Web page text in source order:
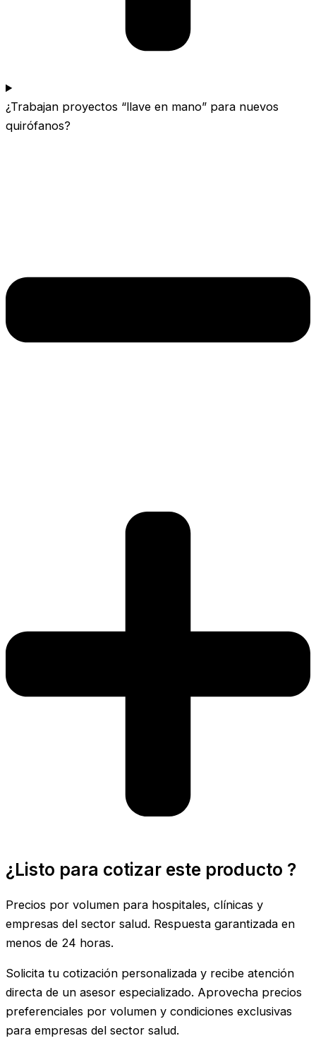
¿Trabajan proyectos “llave en mano” para nuevos
quirófanos?
¿Listo para cotizar este producto ?
Precios por volumen para hospitales, clínicas y
empresas del sector salud. Respuesta garantizada en
menos de 24 horas.
Solicita tu cotización personalizada y recibe atención
directa de un asesor especializado. Aprovecha precios
preferenciales por volumen y condiciones exclusivas
para empresas del sector salud.​